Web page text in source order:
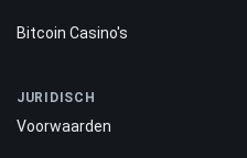
Bitcoin Casino's
JURIDISCH
Voorwaarden